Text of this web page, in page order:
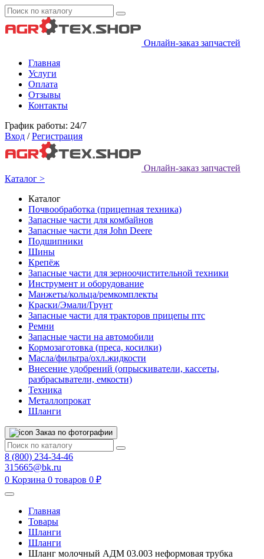
Онлайн-заказ запчастей
Главная
Услуги
Оплата
Отзывы
Контакты
График работы: 24/7
Вход / Регистрация
Онлайн-заказ запчастей
Каталог >
Каталог
Почвообработка (прицепная техника)
Запасные части для комбайнов
Запасные части для John Deere
Подшипники
Шины
Крепёж
Запасные части для зерноочистительной техники
Инструмент и оборудование
Манжеты/кольца/ремкомплекты
Краски/Эмали/Грунт
Запасные части для тракторов прицепы птс
Ремни
Запасные части на автомобили
Кормозаготовка (преса, косилки)
Масла/фильтра/охл.жидкости
Внесение удобрений (опрыскиватели, кассеты,
разбрасыватели, емкости)
Техника
Металлопрокат
Шланги
Заказ по фотографии
8 (800) 234-34-46
315665@bk.ru
0 Корзина 0 товаров 0 ₽
Главная
Товары
Шланги
Шланги
Шланг молочный АДМ 03.003 неформовая трубка